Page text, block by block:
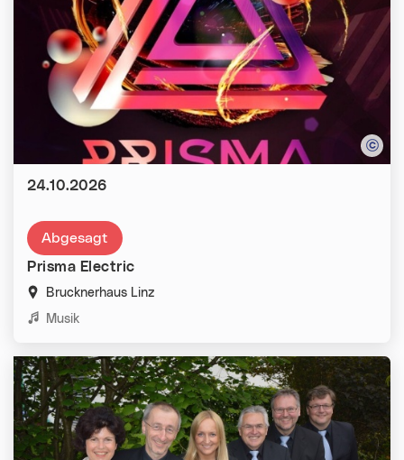
Abgesagt
Prisma Electric
Brucknerhaus Linz
Kategorien:
Musik
Datum:
24.10.2026